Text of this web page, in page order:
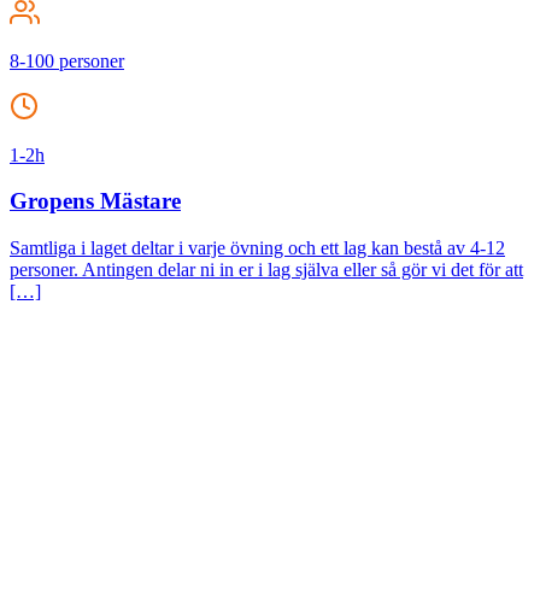
8-100 personer
1-2h
Gropens Mästare
Samtliga i laget deltar i varje övning och ett lag kan bestå av 4-12
personer. Antingen delar ni in er i lag själva eller så gör vi det för att
[…]